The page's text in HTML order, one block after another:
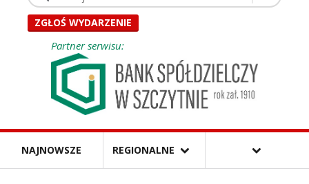
ZGŁOŚ WYDARZENIE
Partner serwisu:
NAJNOWSZE REGIONALNE